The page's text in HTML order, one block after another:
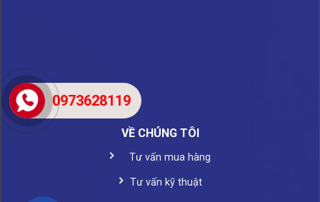
VỀ CHÚNG TÔI
Tư vấn mua hàng
Tư vấn kỹ thuật
0973628119